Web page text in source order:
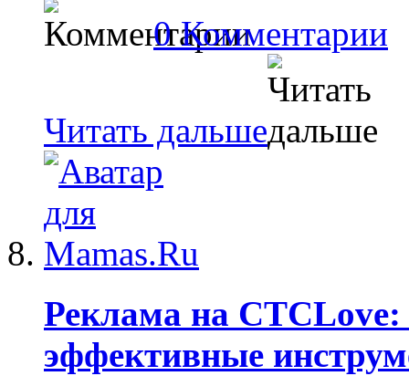
0 Комментарии
Читать дальше
Реклама на СТСLove:
эффективные